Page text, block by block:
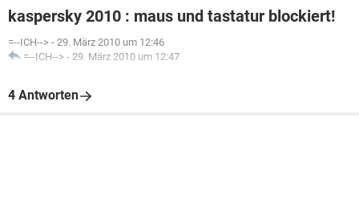
kaspersky 2010 : maus und tastatur blockiert!
=--ICH--> - 29. März 2010 um 12:46
=--ICH--> - 29. März 2010 um 12:47
4 Antworten